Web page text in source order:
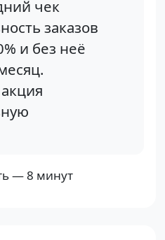
чек
заказов
и без неё
— 8 минут